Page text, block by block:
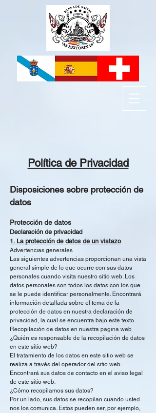
Política de Privacidad
Disposiciones sobre protección de
datos
Protección de datos
Declaración de privacidad
1. La protección de datos de un vistazo
Advertencias generales
Las siguientes advertencias proporcionan una vista
general simple de lo que ocurre con sus datos
personales cuando visita nuestro sitio web. Los
datos personales son todos los datos con los que
se le puede identificar personalmente. Encontrará
información detallada sobre el tema de la
protección de datos en nuestra declaración de
privacidad, la cual se encuentra bajo este texto.
Recopilación de datos en nuestra pagina web
¿Quién es responsable de la recopilación de datos
en este sitio web?
El tratamiento de los datos en este sitio web se
realiza a través del operador del sitio web.
Encontrará sus datos de contacto en el aviso legal
de este sitio web.
¿Cómo recopilamos sus datos?
Por un lado, sus datos se recopilan cuando usted
nos los comunica. Estos pueden ser, por ejemplo,